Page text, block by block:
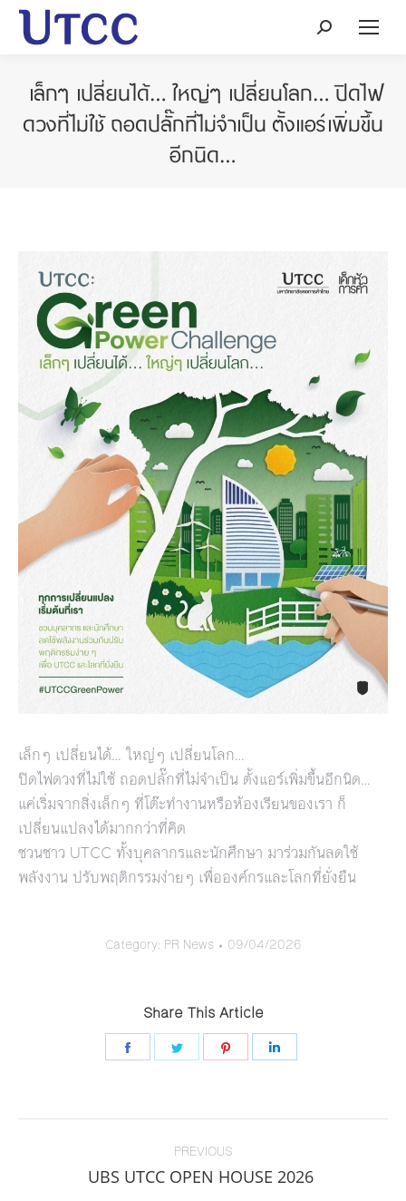
Search:
เล็กๆ เปลี่ยนได้… ใหญ่ๆ เปลี่ยนโลก… ปิดไฟ
ดวงที่ไม่ใช้ ถอดปลั๊กที่ไม่จำเป็น ตั้งแอร์เพิ่มขึ้น
อีกนิด…
เล็กๆ เปลี่ยนได้… ใหญ่ๆ เปลี่ยนโลก…
ปิดไฟดวงที่ไม่ใช้ ถอดปลั๊กที่ไม่จำเป็น ตั้งแอร์เพิ่มขึ้นอีกนิด…
แค่เริ่มจากสิ่งเล็กๆ ที่โต๊ะทำงานหรือห้องเรียนของเรา ก็
เปลี่ยนแปลงได้มากกว่าที่คิด
ชวนชาว UTCC ทั้งบุคลากรและนักศึกษา มาร่วมกันลดใช้
พลังงาน ปรับพฤติกรรมง่ายๆ เพื่อองค์กรและโลกที่ยั่งยืน
Category: PR News 09/04/2026
Share This Article
Share
Share
Share
PREVIOUS
Previous
UBS UTCC OPEN HOUSE 2026